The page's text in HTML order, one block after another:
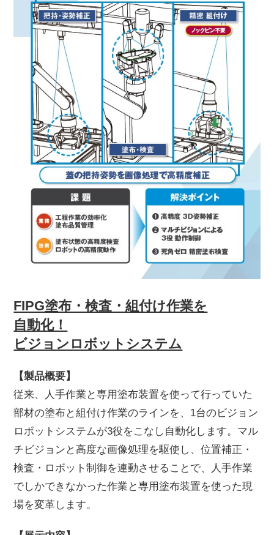
FIPG塗布・検査・組付け作業を
自動化！
ビジョンロボットシステム
【製品概要】
従来、人手作業と専用塗布装置を使って行っていた
部材の塗布と組付け作業のラインを、1台のビジョン
ロボットシステムが3役をこなし自動化します。マル
チビジョンと高度な画像処理を駆使し、位置補正・
検査・ロボット制御を連動させることで、人手作業
でしかできなかった作業と専用塗布装置を使った現
場を変革します。